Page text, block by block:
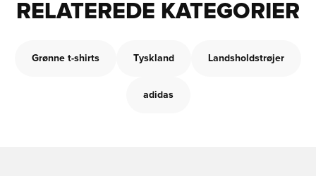
RELATEREDE KATEGORIER
Grønne t-shirts Tyskland Landsholdstrøjer
adidas